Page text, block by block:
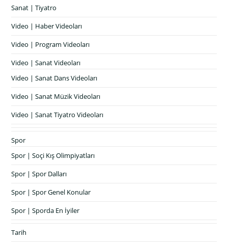
Sanat | Tiyatro
Video | Haber Videoları
Video | Program Videoları
Video | Sanat Videoları
Video | Sanat Dans Videoları
Video | Sanat Müzik Videoları
Video | Sanat Tiyatro Videoları
Spor
Spor | Soçi Kış Olimpiyatları
Spor | Spor Dalları
Spor | Spor Genel Konular
Spor | Sporda En İyiler
Tarih